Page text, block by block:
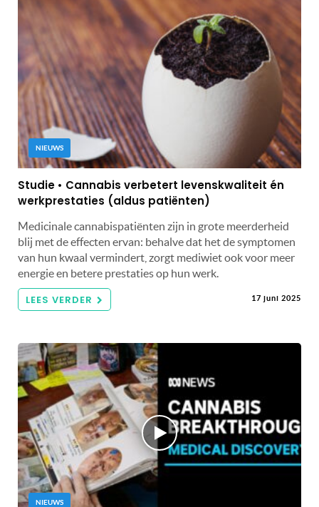
NIEUWS
Studie • Cannabis verbetert levenskwaliteit én
werkprestaties (aldus patiënten)
Medicinale cannabispatiënten zijn in grote meerderheid
blij met de effecten ervan: behalve dat het de symptomen
van hun kwaal vermindert, zorgt mediwiet ook voor meer
energie en betere prestaties op hun werk.
LEES VERDER 17 juni 2025
NIEUWS